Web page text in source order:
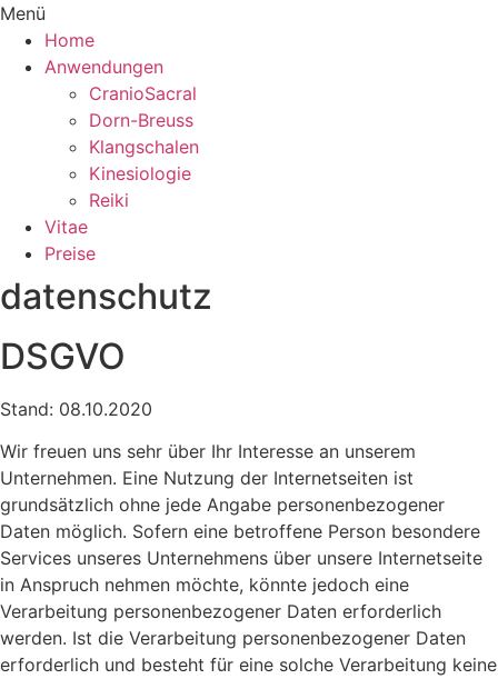
Menü
Home
Anwendungen
CranioSacral
Dorn-Breuss
Klangschalen
Kinesiologie
Reiki
Vitae
Preise
datenschutz
DSGVO
Stand: 08.10.2020
Wir freuen uns sehr über Ihr Interesse an unserem
Unternehmen. Eine Nutzung der Internetseiten ist
grundsätzlich ohne jede Angabe personenbezogener
Daten möglich. Sofern eine betroffene Person besondere
Services unseres Unternehmens über unsere Internetseite
in Anspruch nehmen möchte, könnte jedoch eine
Verarbeitung personenbezogener Daten erforderlich
werden. Ist die Verarbeitung personenbezogener Daten
erforderlich und besteht für eine solche Verarbeitung keine